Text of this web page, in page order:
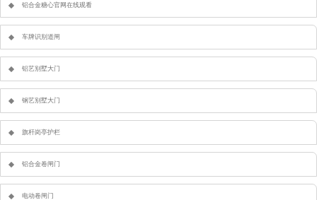
铝合金糖心官网在线观看
车牌识别道闸
铝艺别墅大门
钢艺别墅大门
旗杆岗亭护栏
铝合金卷闸门
电动卷闸门